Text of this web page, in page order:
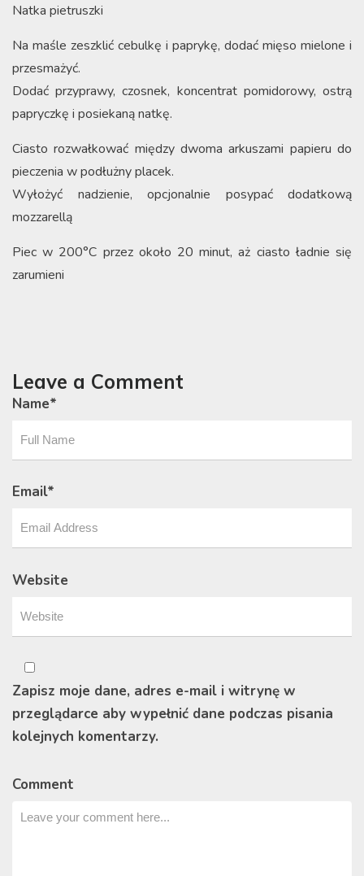
Natka pietruszki
Na maśle zeszklić cebulkę i paprykę, dodać mięso mielone i
przesmażyć.
Dodać przyprawy, czosnek, koncentrat pomidorowy, ostrą
papryczkę i posiekaną natkę.
Ciasto rozwałkować między dwoma arkuszami papieru do
pieczenia w podłużny placek.
Wyłożyć nadzienie, opcjonalnie posypać dodatkową
mozzarellą
Piec w 200°C przez około 20 minut, aż ciasto ładnie się
zarumieni
Leave a Comment
Name*
Email*
Website
Zapisz moje dane, adres e-mail i witrynę w
przeglądarce aby wypełnić dane podczas pisania
kolejnych komentarzy.
Comment